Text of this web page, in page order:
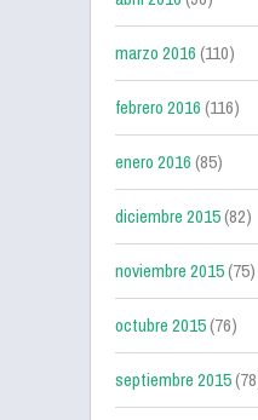
marzo 2016(110)
febrero 2016(116)
enero 2016(85)
diciembre 2015(82)
noviembre 2015(75)
octubre 2015(76)
septiembre 2015